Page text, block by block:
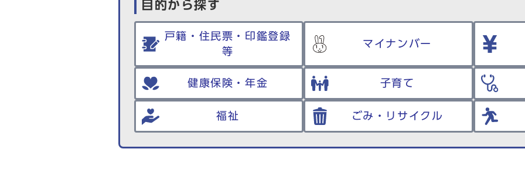
目的から探す
戸籍・住民票・印鑑登録
等
マイナンバー
健康保険・年金 子育て
福祉 ごみ・リサイクル